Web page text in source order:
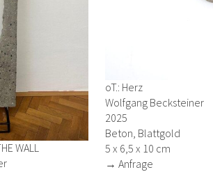
WALL
oT.: Herz
Wolfgang Becksteiner
2025
Beton, Blattgold
5 x 6,5 x 10 cm
→ Anfrage